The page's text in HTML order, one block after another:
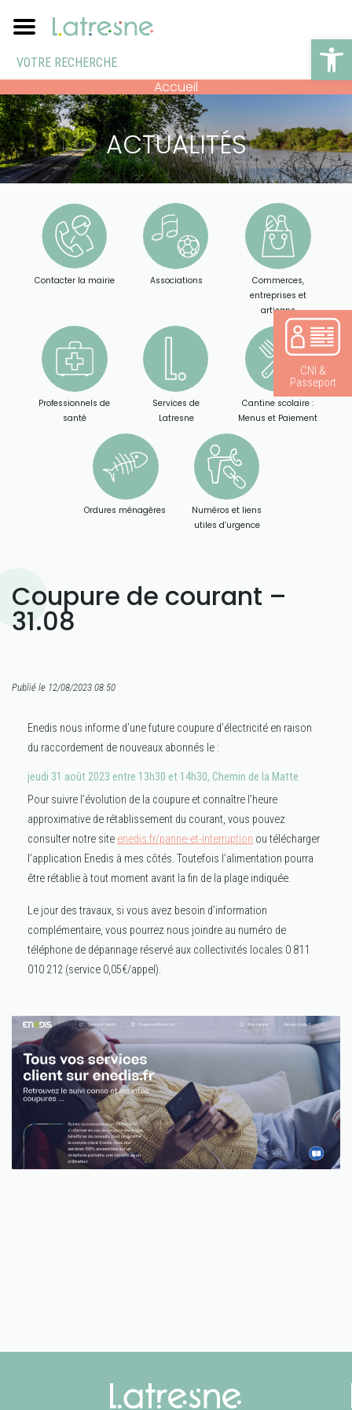
Accueil
ACTUALITÉS
Contacter la mairie Associations
Commerces,
entreprises et
artisans
Professionnels de
santé
Services de
Latresne
Cantine scolaire :
Menus et Paiement
Ordures ménagères
Numéros et liens
utiles d’urgence
Coupure de courant –
31.08
Publié le 12/08/2023 08:50
Enedis nous informe d’une future coupure d’électricité en raison
du raccordement de nouveaux abonnés le :
jeudi 31 août 2023 entre 13h30 et 14h30, Chemin de la Matte
Pour suivre l’évolution de la coupure et connaître l’heure
approximative de rétablissement du courant, vous pouvez
consulter notre site enedis.fr/panne-et-interruption ou télécharger
l’application Enedis à mes côtés. Toutefois l’alimentation pourra
être rétablie à tout moment avant la fin de la plage indiquée.
Le jour des travaux, si vous avez besoin d’information
complémentaire, vous pourrez nous joindre au numéro de
téléphone de dépannage réservé aux collectivités locales 0 811
010 212 (service 0,05€/appel).
CNI &
Passeport